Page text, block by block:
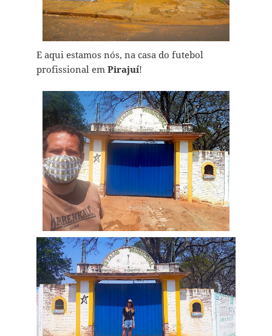
E aqui estamos nós, na casa do futebol
profissional em Pirajuí!